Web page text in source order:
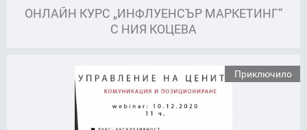
ОНЛАЙН КУРС „ИНФЛУЕНСЪР МАРКЕТИНГ“
С НИЯ КОЦЕВА
Приключило